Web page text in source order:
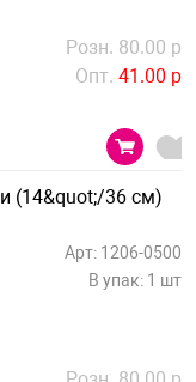
Розн. 80.00 р
Опт. 41.00 р
(14&quot;/36 см)
Арт: 1206-0500
В упак: 1 шт